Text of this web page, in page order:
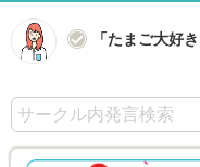
「たまご大好